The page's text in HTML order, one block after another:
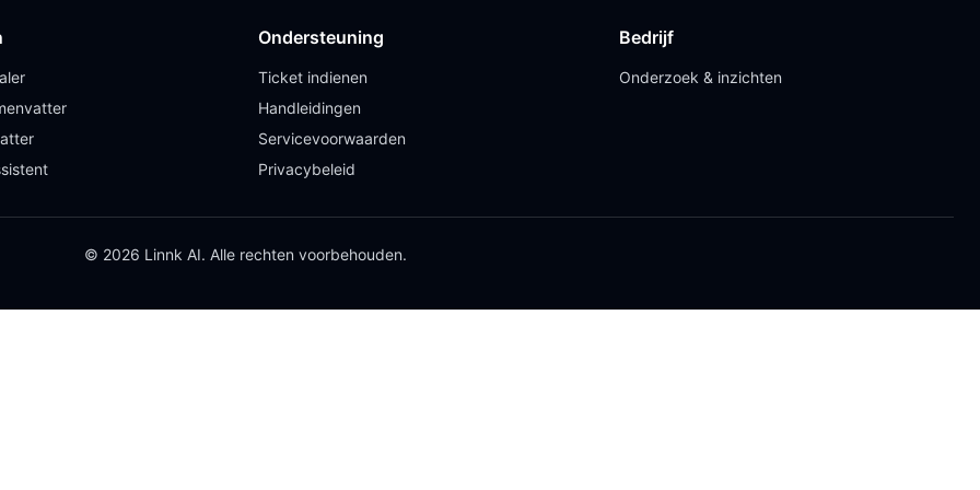
Ondersteuning
Ticket indienen
Handleidingen
Servicevoorwaarden
Privacybeleid
Bedrijf
Onderzoek & inzichten
© 2026 Linnk AI. Alle rechten voorbehouden.